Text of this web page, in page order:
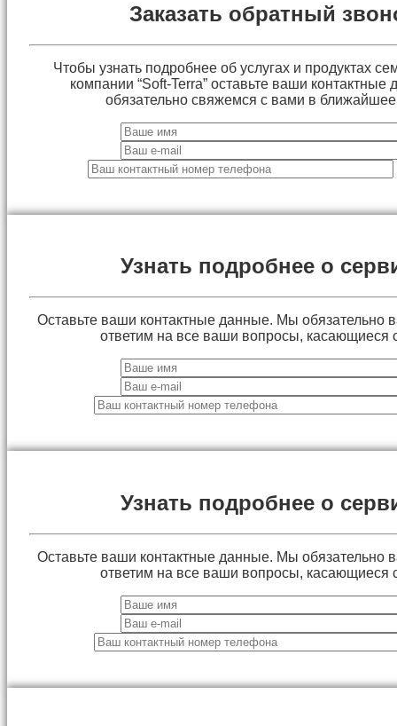
Заказать обратный
Чтобы узнать подробнее об услугах и продуктах
компании “Soft-Terra” оставьте ваши
обязательно свяжемся с вами в
Узнать подробнее о
Оставьте ваши контактные данные. Мы обязательно
ответим на все ваши вопросы, касающиеся
Узнать подробнее о
Оставьте ваши контактные данные. Мы обязательно
ответим на все ваши вопросы, касающиеся